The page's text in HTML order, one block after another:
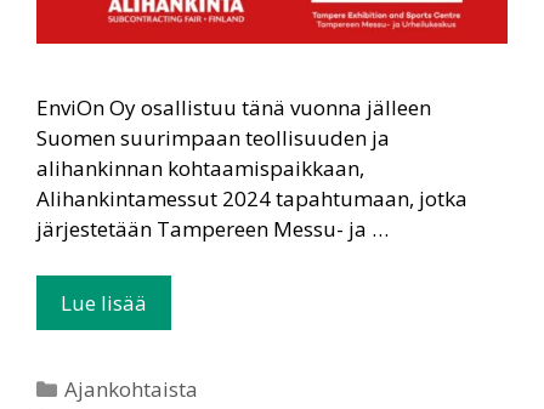
EnviOn Oy osallistuu tänä vuonna jälleen
Suomen suurimpaan teollisuuden ja
alihankinnan kohtaamispaikkaan,
Alihankintamessut 2024 tapahtumaan, jotka
järjestetään Tampereen Messu- ja …
Lue lisää
Ajankohtaista